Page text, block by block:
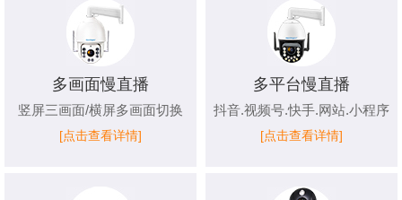
多画面慢直播
竖屏三画面/横屏多画面切换
[点击查看详情]
多平台慢直播
抖音.视频号.快手.网站.小程序
[点击查看详情]